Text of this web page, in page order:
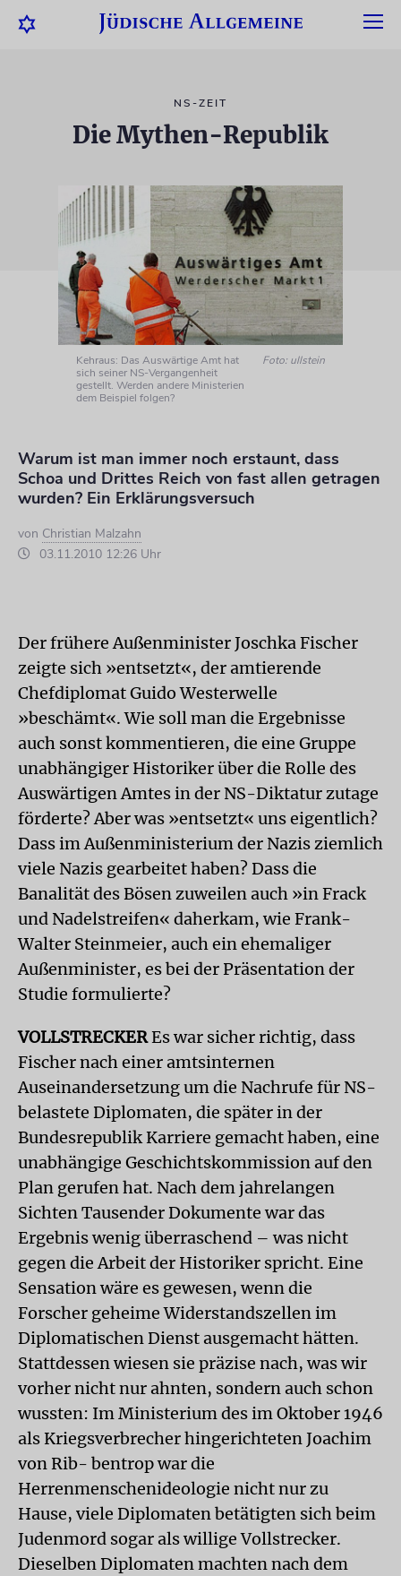
NS-ZEIT
Die Mythen-Republik
Kehraus: Das Auswärtige Amt hat
sich seiner NS-Vergangenheit
gestellt. Werden andere Ministerien
dem Beispiel folgen?
Foto: ullstein
Warum ist man immer noch erstaunt, dass
Schoa und Drittes Reich von fast allen getragen
wurden? Ein Erklärungsversuch
von Christian Malzahn
03.11.2010 12:26 Uhr
Der frühere Außenminister Joschka Fischer
zeigte sich »entsetzt«, der amtierende
Chefdiplomat Guido Westerwelle
»beschämt«. Wie soll man die Ergebnisse
auch sonst kommentieren, die eine Gruppe
unabhängiger Historiker über die Rolle des
Auswärtigen Amtes in der NS-Diktatur zutage
förderte? Aber was »entsetzt« uns eigentlich?
Dass im Außenministerium der Nazis ziemlich
viele Nazis gearbeitet haben? Dass die
Banalität des Bösen zuweilen auch »in Frack
und Nadelstreifen« daherkam, wie Frank-
Walter Steinmeier, auch ein ehemaliger
Außenminister, es bei der Präsentation der
Studie formulierte?
VOLLSTRECKEREs war sicher richtig, dass
Fischer nach einer amtsinternen
Auseinandersetzung um die Nachrufe für NS-
belastete Diplomaten, die später in der
Bundesrepublik Karriere gemacht haben, eine
unabhängige Geschichtskommission auf den
Plan gerufen hat. Nach dem jahrelangen
Sichten Tausender Dokumente war das
Ergebnis wenig überraschend – was nicht
gegen die Arbeit der Historiker spricht. Eine
Sensation wäre es gewesen, wenn die
Forscher geheime Widerstandszellen im
Diplomatischen Dienst ausgemacht hätten.
Stattdessen wiesen sie präzise nach, was wir
vorher nicht nur ahnten, sondern auch schon
wussten: Im Ministerium des im Oktober 1946
als Kriegsverbrecher hingerichteten Joachim
von Rib- bentrop war die
Herrenmenschenideologie nicht nur zu
Hause, viele Diplomaten betätigten sich beim
Judenmord sogar als willige Vollstrecker.
Dieselben Diplomaten machten nach dem